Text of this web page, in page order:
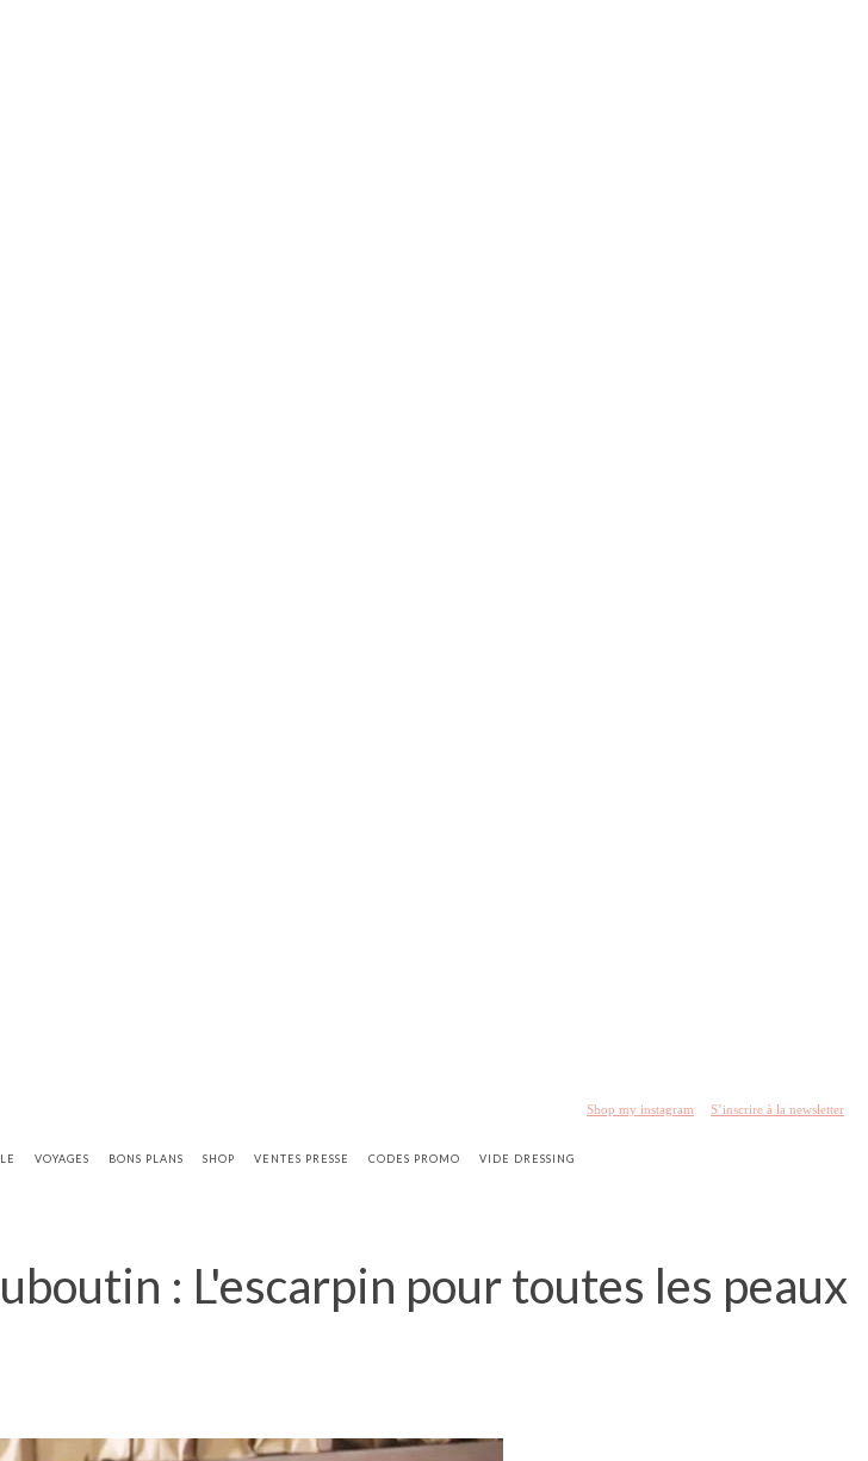
Shop my instagram S’inscrire à la newsletter
VOYAGES BONS PLANS SHOP VENTES PRESSE CODES PROMO VIDE DRESSING
: L'escarpin pour toutes les peaux